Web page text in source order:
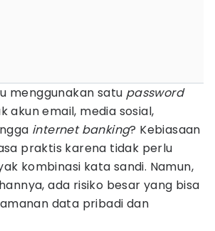
menggunakan satu password
akun email, media sosial,
internet banking? Kebiasaan
praktis karena tidak perlu
kombinasi kata sandi. Namun,
ada risiko besar yang bisa
data pribadi dan